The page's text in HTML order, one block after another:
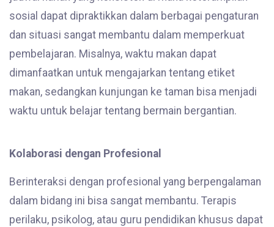
sosial dapat dipraktikkan dalam berbagai pengaturan
dan situasi sangat membantu dalam memperkuat
pembelajaran. Misalnya, waktu makan dapat
dimanfaatkan untuk mengajarkan tentang etiket
makan, sedangkan kunjungan ke taman bisa menjadi
waktu untuk belajar tentang bermain bergantian.
Kolaborasi dengan Profesional
Berinteraksi dengan profesional yang berpengalaman
dalam bidang ini bisa sangat membantu. Terapis
perilaku, psikolog, atau guru pendidikan khusus dapat